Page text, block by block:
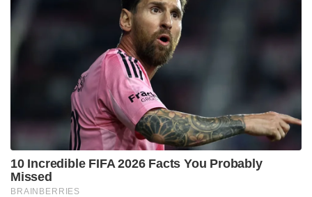
10 Incredible FIFA 2026 Facts You Probably
Missed
BRAINBERRIES